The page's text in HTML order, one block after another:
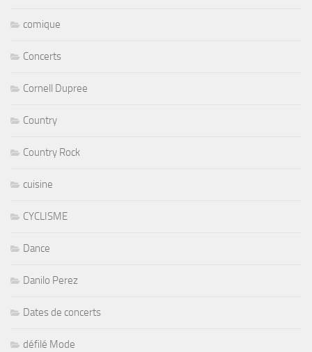
comique
Concerts
Cornell Dupree
Country
Country Rock
cuisine
CYCLISME
Dance
Danilo Perez
Dates de concerts
défilé Mode